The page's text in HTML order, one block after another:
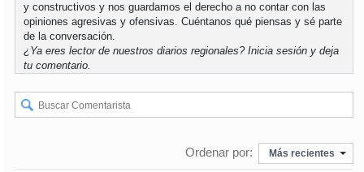
y constructivos y nos guardamos el derecho a no contar con las
opiniones agresivas y ofensivas. Cuéntanos qué piensas y sé parte
de la conversación.
¿Ya eres lector de nuestros diarios regionales?Inicia sesión y deja
tu comentario.
Ordenar por: Más recientes